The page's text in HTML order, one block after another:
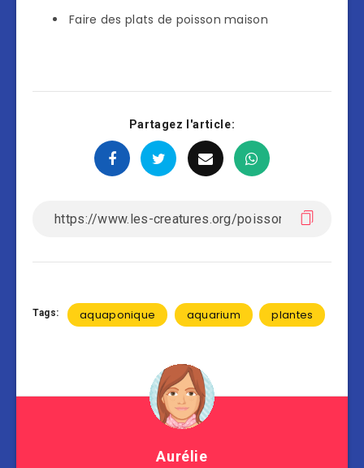
Faire des plats de poisson maison
Partagez l'article:
Tags: aquaponique aquarium plantes
Aurélie